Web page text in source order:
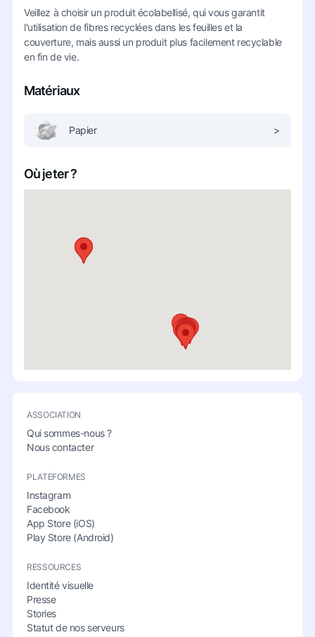
Veillez à choisir un produit écolabellisé, qui vous garantit
l'utilisation de fibres recyclées dans les feuilles et la
couverture, mais aussi un produit plus facilement recyclable
en fin de vie.
Matériaux
Papier >
Où jeter ?
ASSOCIATION
Qui sommes-nous ?
Nous contacter
PLATEFORMES
Instagram
Facebook
App Store (iOS)
Play Store (Android)
RESSOURCES
Identité visuelle
Presse
Stories
Statut de nos serveurs